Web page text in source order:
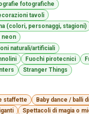
fotografiche
tavoli
(colori, personaggi, stagioni)
neon
naturali/artificiali
Fuochi pirotecnici
Stranger Things
staffette
Baby dance / balli
Spettacoli di magia o